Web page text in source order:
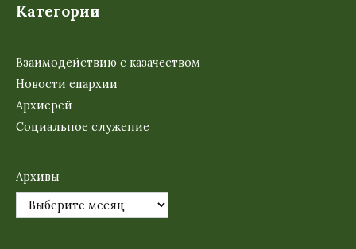
Категории
Взаимодействию с казачеством
Новости епархии
Архиерей
Социальное служение
Архивы